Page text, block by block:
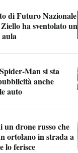
di Futuro Nazionale
ha sventolato un
Man si sta
anche
auto
un drone russo che
ortolano in strada a
lo ferisce